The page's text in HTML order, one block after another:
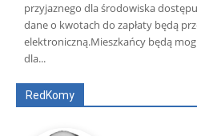
przyjaznego dla środowiska
dane o kwotach do zapłaty będą
elektroniczną.Mieszkańcy będą
dla...
RedKomy
Wszyscy Aleksander